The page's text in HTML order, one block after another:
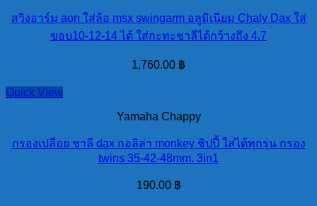
สวิงอาร์ม aon ใส่ล้อ msx swingarm อลูมิเนียม Chaly Dax ใส่
ขอบ10-12-14 ได้ ใส่กะทะชาลีได้กว้างถึง 4.7
1,760.00 ฿
Quick View
Yamaha Chappy
กรองเปลือย ชาลี dax กอลิล่า monkey ชิปปี้ ใส่ได้ทุกรุ่น กรอง
twins 35-42-48mm. 3in1
190.00 ฿